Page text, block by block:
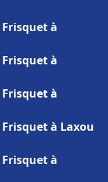
à
à
à
à Laxou
à